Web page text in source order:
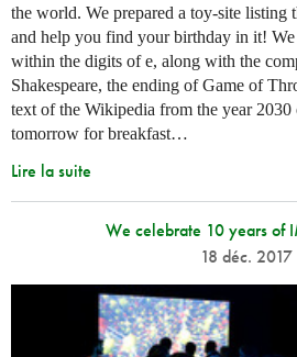
the world. We prepared a toy-site listing
and help you find your birthday in it!
within the digits of e, along with the
Shakespeare, the ending of Game of
text of the Wikipedia from the year 2030
tomorrow for breakfast…
Lire la suite
We celebrate 10 years of
18 déc. 2017